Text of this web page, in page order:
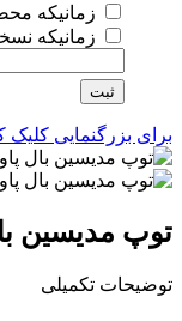
زمانیکه
زمانیکه
ثبت
برای بزرگنمایی کلیک
توپ مدیسین بال
توضیحات تکمیلی